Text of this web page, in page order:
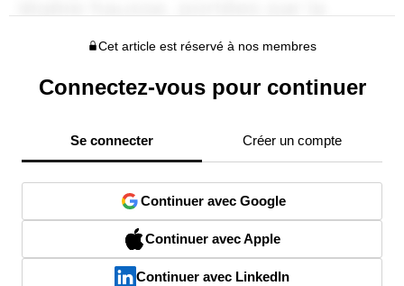
Cet article est réservé à nos membres
Connectez-vous pour continuer
Se connecter Créer un compte
Continuer avec Google
Continuer avec Apple
Continuer avec LinkedIn